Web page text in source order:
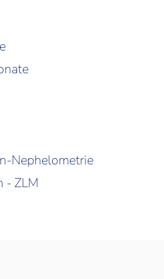
Nephelometrie
- ZLM